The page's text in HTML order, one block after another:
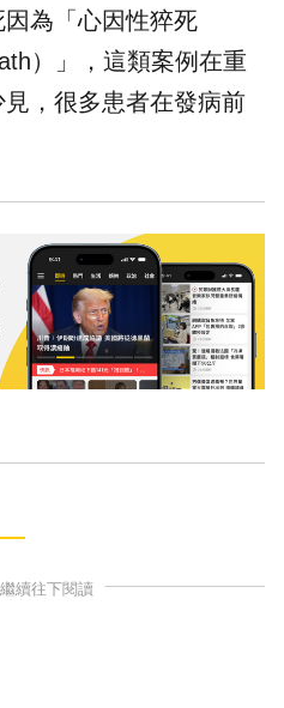
為「心因性猝死
）」，這類案例在重
，很多患者在發病前
續往下閱讀